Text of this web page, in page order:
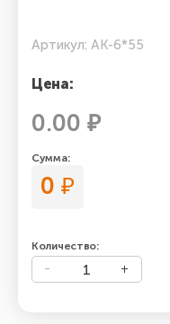
Артикул: АК-6*55
Цена:
0.00 ₽
Сумма:
0 ₽
Количество: